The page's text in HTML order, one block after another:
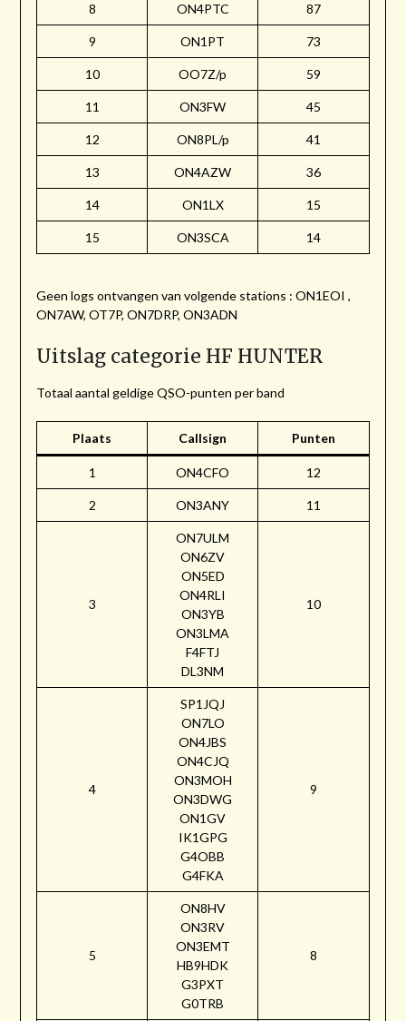
8 ON4PTC 87
9 ON1PT 73
10 OO7Z/p 59
11 ON3FW 45
12 ON8PL/p 41
13 ON4AZW 36
14 ON1LX 15
15 ON3SCA 14
Geen logs ontvangen van volgende stations : ON1EOI ,
ON7AW, OT7P, ON7DRP, ON3ADN
Uitslag categorie HF HUNTER
Totaal aantal geldige QSO-punten per band
Plaats Callsign Punten
1 ON4CFO 12
2 ON3ANY 11
3
ON7ULM
ON6ZV
ON5ED
ON4RLI
ON3YB
ON3LMA
F4FTJ
DL3NM
10
4
SP1JQJ
ON7LO
ON4JBS
ON4CJQ
ON3MOH
ON3DWG
ON1GV
IK1GPG
G4OBB
G4FKA
9
5
ON8HV
ON3RV
ON3EMT
HB9HDK
G3PXT
G0TRB
8